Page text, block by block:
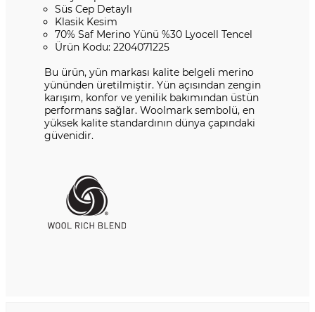
Süs Cep Detaylı
Klasik Kesim
70% Saf Merino Yünü %30 Lyocell Tencel
Ürün Kodu: 2204071225
Bu ürün, yün markası kalite belgeli merino
yününden üretilmiştir. Yün açısından zengin
karışım, konfor ve yenilik bakımından üstün
performans sağlar. Woolmark sembolü, en
yüksek kalite standardının dünya çapındaki
güvenidir.